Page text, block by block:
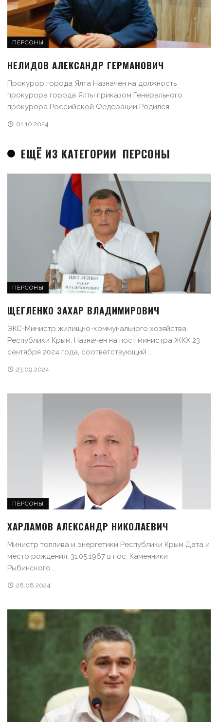
ПЕРСОНЫ
НЕЛИДОВ АЛЕКСАНДР ГЕРМАНОВИЧ
Прокурор города Ялта Назначен на должность
прокурора города Ялты приказом Генерального
прокурора Российской Федерации Родился ...
01.10.2024
ЕЩЁ ИЗ КАТЕГОРИИ ПЕРСОНЫ
ПЕРСОНЫ
ЩЕГЛЕНКО ЗАХАР ВЛАДИМИРОВИЧ
ЭКС-Министр жилищно-коммунального хозяйства
Республики Крым. Назначен на пост министра ЖКХ 23
сентября 2024 года, соответствующий ...
23.09.2024
ПЕРСОНЫ
ХАРЛАМОВ АЛЕКСАНДР НИКОЛАЕВИЧ
Министр топлива и энергетики Республики Крым Дата и
место рождения: 31.05.1967 в пос. Каменники
Рыбинского ...
28.08.2024